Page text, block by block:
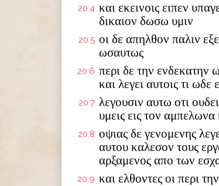
20:4 και εκεινοις ειπεν
δικαιον δωσω υμιν
20:5 οι δε απηλθον παλιν
ωσαυτως
20:6 περι δε την ενδεκατην
και λεγει αυτοις τι
20:7 λεγουσιν αυτω οτι
υμεις εις τον
20:8 οψιας δε γενομενης
αυτου καλεσον τους
αρξαμενος απο των
20:9 και ελθοντες οι περι